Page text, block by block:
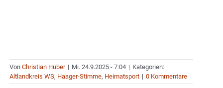
Von Christian Huber | Mi. 24.9.2025 - 7:04 | Kategorien:
Altlandkreis WS, Haager-Stimme, Heimatsport | 0 Kommentare